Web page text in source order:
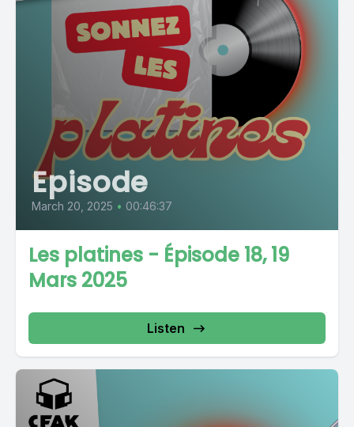
Episode
March 20, 2025 • 00:46:37
Les platines - Épisode 18, 19
Mars 2025
Listen